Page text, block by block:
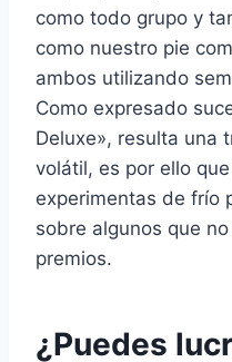
como todo grupo y
como nuestro pie
ambos utilizando
Como expresado
Deluxe», resulta una
volátil, es por ello
experimentas de frío
sobre algunos que
premios.
¿Puedes